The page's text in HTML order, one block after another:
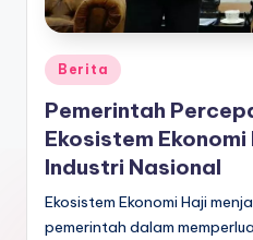
Posted
in
Berita
Pemerintah
Ekosistem Ekonomi
Industri Nasional
Ekosistem Ekonomi Haji
pemerintah dalam